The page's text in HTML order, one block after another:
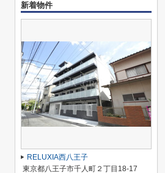
新着物件
RELUXIA西八王子
東京都八王子市千人町２丁目18-17